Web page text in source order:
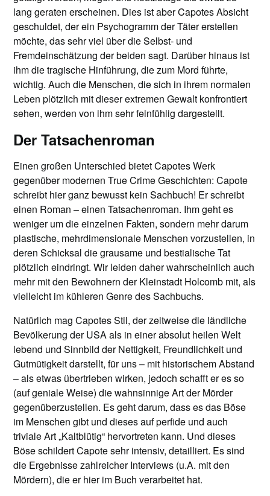
lang geraten erscheinen. Dies ist aber Capotes Absicht
geschuldet, der ein Psychogramm der Täter erstellen
möchte, das sehr viel über die Selbst- und
Fremdeinschätzung der beiden sagt. Darüber hinaus ist
ihm die tragische Hinführung, die zum Mord führte,
wichtig. Auch die Menschen, die sich in ihrem normalen
Leben plötzlich mit dieser extremen Gewalt konfrontiert
sehen, werden von ihm sehr feinfühlig dargestellt.
Der Tatsachenroman
Einen großen Unterschied bietet Capotes Werk
gegenüber modernen True Crime Geschichten: Capote
schreibt hier ganz bewusst kein Sachbuch! Er schreibt
einen Roman – einen Tatsachenroman. Ihm geht es
weniger um die einzelnen Fakten, sondern mehr darum
plastische, mehrdimensionale Menschen vorzustellen, in
deren Schicksal die grausame und bestialische Tat
plötzlich eindringt. Wir leiden daher wahrscheinlich auch
mehr mit den Bewohnern der Kleinstadt Holcomb mit, als
vielleicht im kühleren Genre des Sachbuchs.
Natürlich mag Capotes Stil, der zeitweise die ländliche
Bevölkerung der USA als in einer absolut heilen Welt
lebend und Sinnbild der Nettigkeit, Freundlichkeit und
Gutmütigkeit darstellt, für uns – mit historischem Abstand
– als etwas übertrieben wirken, jedoch schafft er es so
(auf geniale Weise) die wahnsinnige Art der Mörder
gegenüberzustellen. Es geht darum, dass es das Böse
im Menschen gibt und dieses auf perfide und auch
triviale Art „Kaltblütig“ hervortreten kann. Und dieses
Böse schildert Capote sehr intensiv, detailliert. Es sind
die Ergebnisse zahlreicher Interviews (u.A. mit den
Mördern), die er hier im Buch verarbeitet hat.